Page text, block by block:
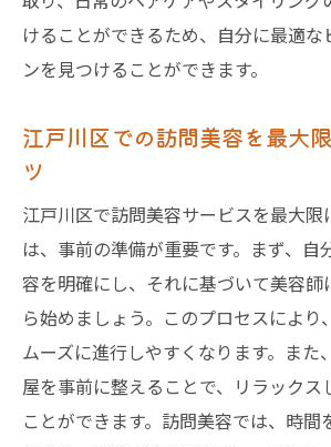
けることができるため、自分に最適な
ンを見つけることができます。
江戸川区での訪問美容を最大
ツ
江戸川区で訪問美容サービスを最大限
は、事前の準備が重要です。まず、自
容を明確にし、それに基づいて美容師
ら始めましょう。このプロセスにより
ムーズに進行しやすくなります。また
屋を事前に整えることで、リラックス
ことができます。訪問美容では、時間